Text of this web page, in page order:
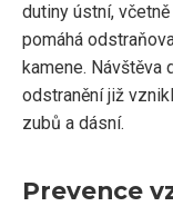
dutiny ústní,
pomáhá
kamene. Návštěva
odstranění již
zubů a dásní.
Prevence